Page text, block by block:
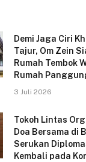
Demi Jaga Ciri
Tajur, Om Zein
Rumah Tembok
Rumah
3 Juli 2026
Tokoh Lintas
Doa Bersama di
Serukan
Kembali pada